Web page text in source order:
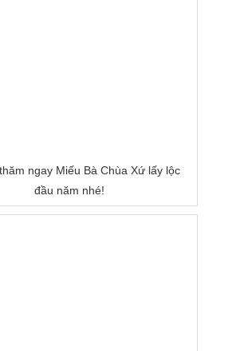
ngay Miếu Bà Chùa Xứ lấy lộc
đầu năm nhé!